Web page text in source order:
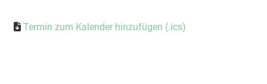
Termin zum Kalender hinzufügen (.ics)